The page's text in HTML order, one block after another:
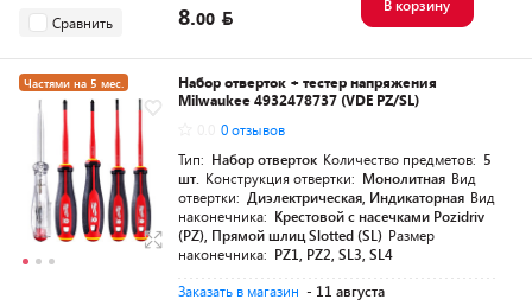
Сравнить 8.00
В корзину
Частями на 5 мес.
Разумная цена
Набор отверток + тестер напряжения
Milwaukee 4932478737 (VDE PZ/SL)
0 отзывов
Тип: Набор отверток Количество предметов: 5
шт. Конструкция отвертки: Монолитная Вид
отвертки: Диэлектрическая, Индикаторная Вид
наконечника: Крестовой с насечками Pozidriv
(PZ), Прямой шлиц Slotted (SL) Размер
наконечника: PZ1, PZ2, SL3, SL4
Заказать в магазин - 11 августа